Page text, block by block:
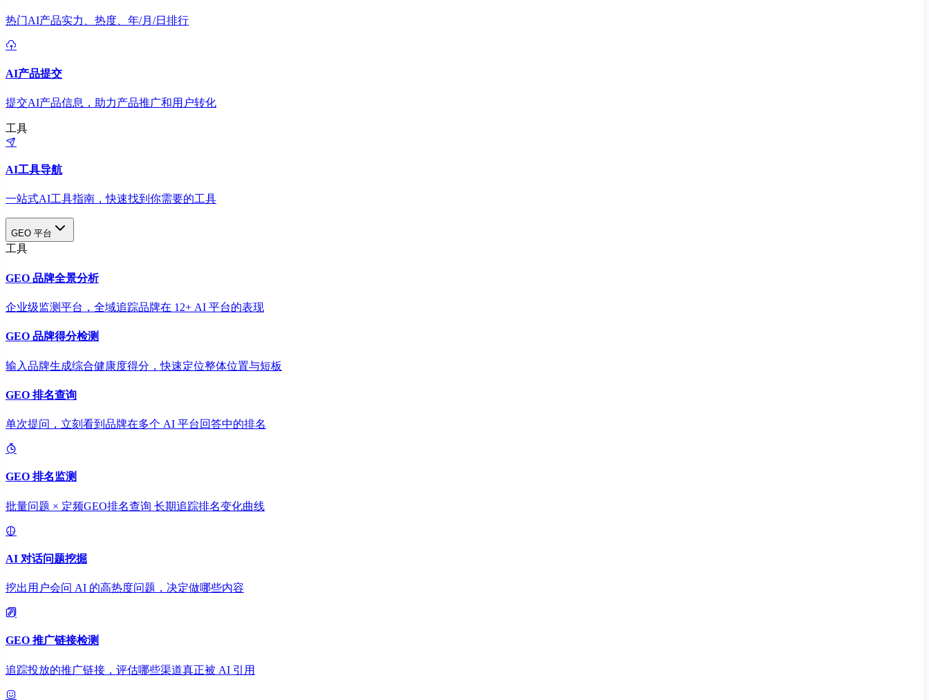
热门AI产品实力、热度、年/月/日排行
AI产品提交
提交AI产品信息，助力产品推广和用户转化
工具
AI工具导航
一站式AI工具指南，快速找到你需要的工具
GEO 平台
工具
GEO 品牌全景分析
企业级监测平台，全域追踪品牌在 12+ AI 平台的表现
GEO 品牌得分检测
输入品牌生成综合健康度得分，快速定位整体位置与短板
GEO 排名查询
单次提问，立刻看到品牌在多个 AI 平台回答中的排名
GEO 排名监测
批量问题 × 定频GEO排名查询 长期追踪排名变化曲线
AI 对话问题挖掘
挖出用户会问 AI 的高热度问题，决定做哪些内容
GEO 推广链接检测
追踪投放的推广链接，评估哪些渠道真正被 AI 引用